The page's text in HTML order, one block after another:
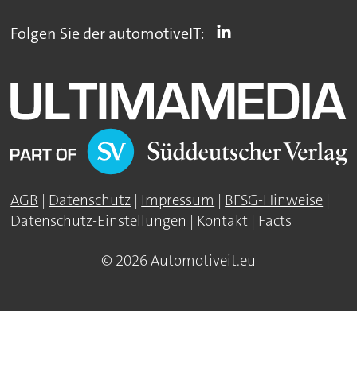
Folgen Sie der automotiveIT:
AGB | Datenschutz | Impressum | BFSG-Hinweise |
Datenschutz-Einstellungen | Kontakt | Facts
© 2026 Automotiveit.eu